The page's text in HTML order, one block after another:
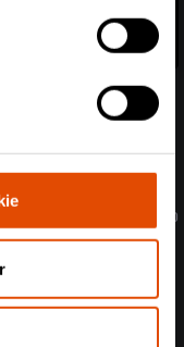
Hed PE! Przed
w jednym? Dla nich to